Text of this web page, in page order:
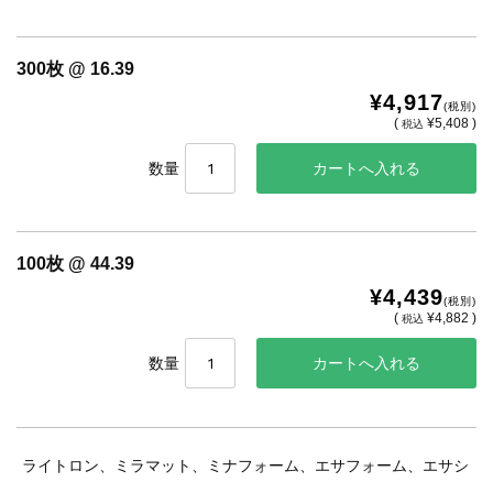
300枚 @ 16.39
¥4,917(税別)
(税込 ¥5,408 )
数量
100枚 @ 44.39
¥4,439(税別)
(税込 ¥4,882 )
数量
ライトロン、ミラマット、ミナフォーム、エサフォーム、エサシ